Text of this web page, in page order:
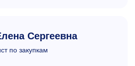
Сергеевна
по закупкам